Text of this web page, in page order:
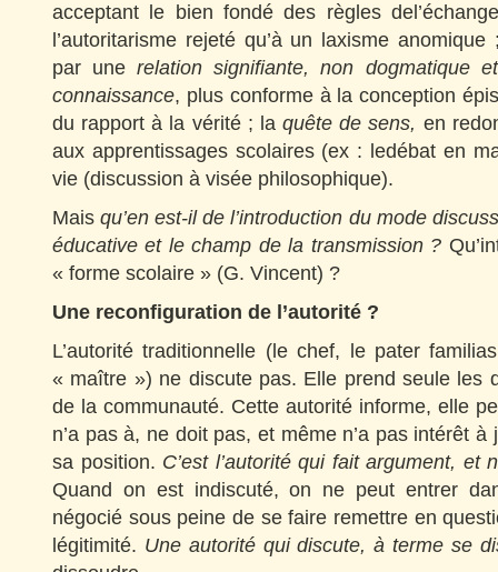
acceptant le bien fondé des règles
l’autoritarisme rejeté qu’à un laxisme
par unerelation signifiante, non dogmatique
connaissance, plus conforme à la conception
du rapport à la vérité ; laquête de sens, en
aux apprentissages scolaires (ex : ledébat en
vie (discussion à visée philosophique).
Maisqu’en est-il de l’introduction du mode
éducative et le champ de la transmission ?
« forme scolaire » (G. Vincent) ?
Une reconfiguration de l’autorité ?
L’autorité traditionnelle (le chef, le pater
« maître ») ne discute pas. Elle prend seule les
de la communauté. Cette autorité informe, elle
n’a pas à, ne doit pas, et même n’a pas intérêt
sa position. C’est l’autorité qui fait argument, et
Quand on est indiscuté, on ne peut entrer
négocié sous peine de se faire remettre en
légitimité. Une autorité qui discute, à terme se